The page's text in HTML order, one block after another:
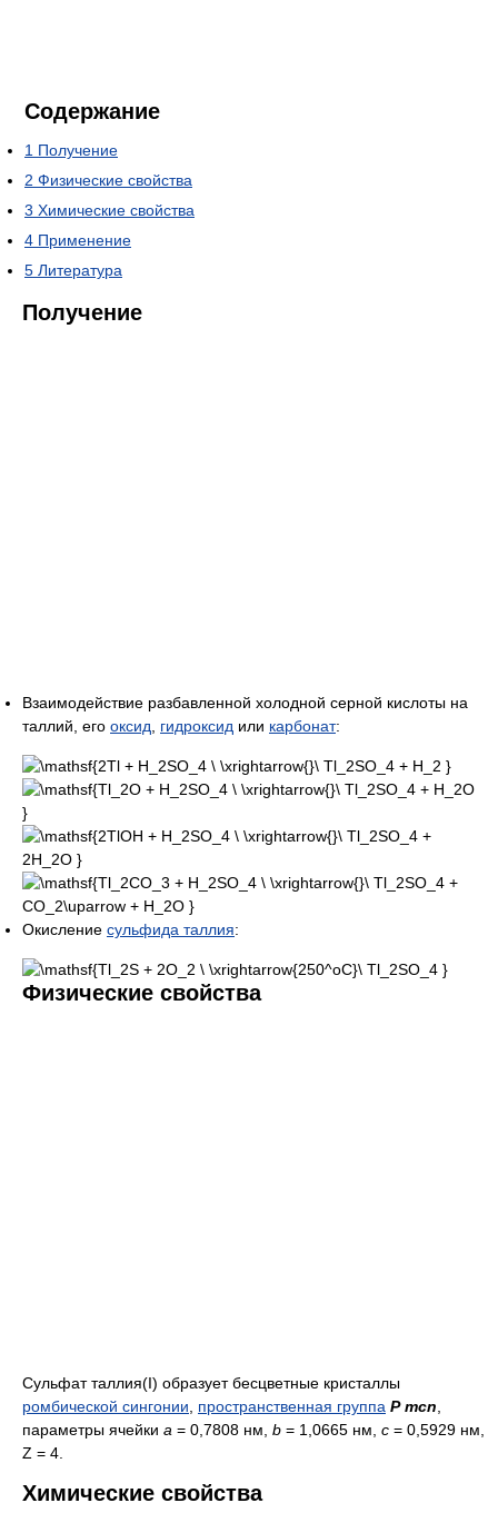
Содержание
1 Получение
2 Физические свойства
3 Химические свойства
4 Применение
5 Литература
Получение
Взаимодействие разбавленной холодной серной кислоты на
таллий, его оксид гидроксид или карбонат:
Окисление сульфида таллия:
Физические свойства
Сульфат таллия(I) образует бесцветные кристаллы
ромбической сингонии
пространственная группа P mcn
параметры ячейки a = 0,7808 нм, b = 1,0665 нм, c = 0,5929 нм,
Z = 4.
Химические свойства